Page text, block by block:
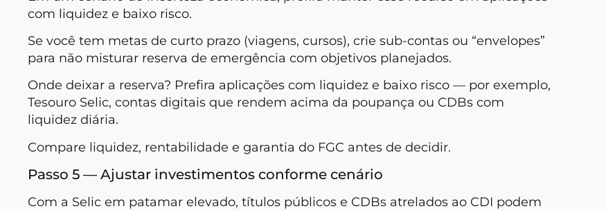
com liquidez e baixo risco.
Se você tem metas de curto prazo (viagens, cursos), crie sub-contas ou “envelopes”
para não misturar reserva de emergência com objetivos planejados.
Onde deixar a reserva? Prefira aplicações com liquidez e baixo risco — por exemplo,
Tesouro Selic, contas digitais que rendem acima da poupança ou CDBs com
liquidez diária.
Compare liquidez, rentabilidade e garantia do FGC antes de decidir.
Passo 5 — Ajustar investimentos conforme cenário
Com a Selic em patamar elevado, títulos públicos e CDBs atrelados ao CDI podem